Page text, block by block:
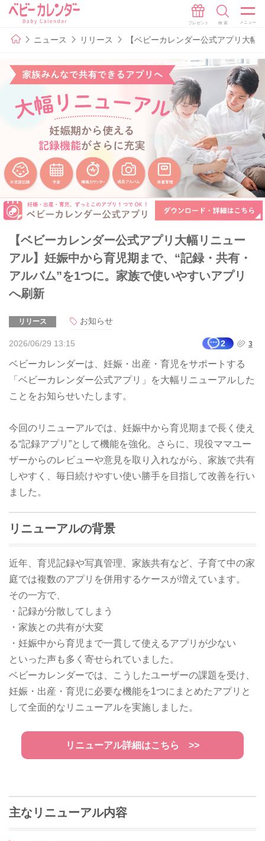
ニュース リリース 【ベビーカレンダー公式アプリ大
【ベビーカレンダー公式アプリ大幅リニュー
アル】妊娠中から育児期まで、“記録・共有・
アルバム”を1つに。家族で使いやすいアプリ
へ刷新
リリース お知らせ
2026/06/29 13:15 2 3
ベビーカレンダーは、妊娠・出産・育児をサポートする
「ベビーカレンダー公式アプリ」を大幅リニューアルした
ことをお知らせいたします。
今回のリニューアルでは、妊娠中から育児期まで長く使え
る“記録アプリ”として機能を強化。さらに、現役ママユー
ザーからのレビューや意見を取り入れながら、家族で共有
しやすく、毎日続けやすい使い勝手を目指して改善を行い
ました。
リニューアルの背景
近年、育児記録や写真管理、家族共有など、子育て中の家
庭では複数のアプリを併用するケースが増えています。
その一方で、
・記録が分散してしまう
・家族との共有が大変
・妊娠中から育児まで一貫して使えるアプリが少ない
といった声も多く寄せられていました。
ベビーカレンダーでは、こうしたユーザーの課題を受け、
妊娠・出産・育児に必要な機能を1つにまとめたアプリと
して全面的なリニューアルを実施しました。
リニューアル詳細はこちら >>
主なリニューアル内容